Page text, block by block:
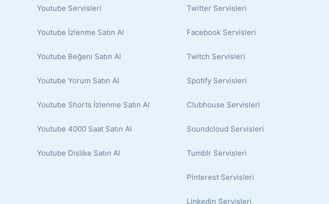
Youtube Servisleri
Youtube İzlenme Satın Al
Youtube Beğeni Satın Al
Youtube Yorum Satın Al
Youtube Shorts İzlenme Satın Al
Youtube 4000 Saat Satın Al
Youtube Dislike Satın Al
Twitter Servisleri
Facebook Servisleri
Twitch Servisleri
Spotify Servisleri
Clubhouse Servisleri
Soundcloud Servisleri
Tumblr Servisleri
Pinterest Servisleri
Linkedin Servisleri